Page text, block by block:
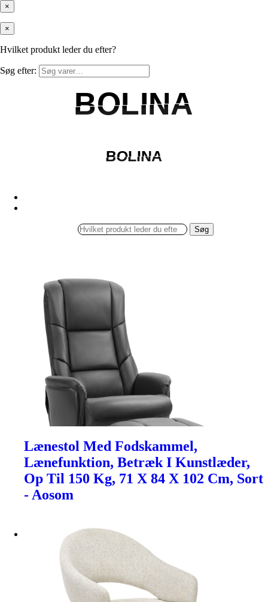
×
×
Hvilket produkt leder du efter?
Søg efter:
BOLINA
BOLINA
BOLINA
BOLINA
Søg
Lænestol Med Fodskammel,
Lænefunktion, Betræk I Kunstlæder,
Op Til 150 Kg, 71 X 84 X 102 Cm, Sort
- Aosom